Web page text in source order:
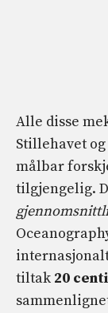
Alle disse
Stillehavet
målbar
tilgjengelig.
tiltak 20